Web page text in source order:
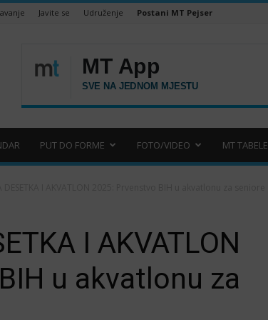
Javite se Udruženje Postani MT Pejser
PUT DO FORME FOTO/VIDEO MT TABELE
I AKVATLON
u akvatlonu za